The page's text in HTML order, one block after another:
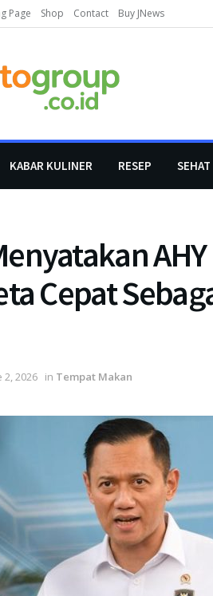
Page Shop Contact Buy JNews
KABAR KULINER RESEP SEHAT
Cepat
2, 2026 in Tempat Makan